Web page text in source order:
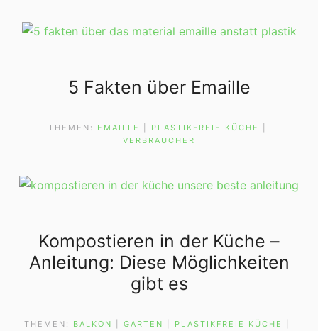
5 Fakten über Emaille
THEMEN: EMAILLE PLASTIKFREIE KÜCHE
VERBRAUCHER
Kompostieren in der Küche –
Anleitung: Diese Möglichkeiten
gibt es
THEMEN: BALKON GARTEN PLASTIKFREIE KÜCHE